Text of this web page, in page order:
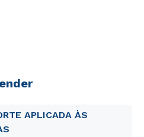
APLICADA ÀS